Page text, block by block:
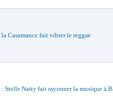
Casamance fait vibrer le reggae
: Stelle Natty fait rayonner la musique à